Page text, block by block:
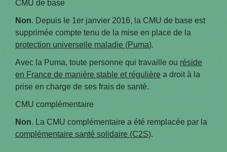
CMU de base
Non. Depuis le 1er janvier 2016, la CMU de base est
supprimée compte tenu de la mise en place de la
protection universelle maladie (Puma).
Avec la Puma, toute personne qui travaille ou réside
en France de manière stable et régulière a droit à la
prise en charge de ses frais de santé.
CMU complémentaire
Non. La CMU complémentaire a été remplacée par la
complémentaire santé solidaire (C2S).